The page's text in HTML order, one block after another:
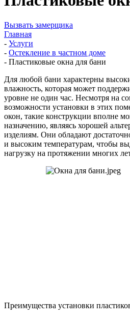
Вызвать замерщика
Главная
- Услуги
- Остекление в частном доме
- Пластиковые окна для бани
Для любой бани характерны
влажность, которая может
уровне не один час. Несмотря на
возможности установки в этих
окон, такие конструкции вполне
назначению, являясь хорошей
изделиям. Они обладают
и высоким температурам, чтобы
нагрузку на протяжении многих
Преимущества установки